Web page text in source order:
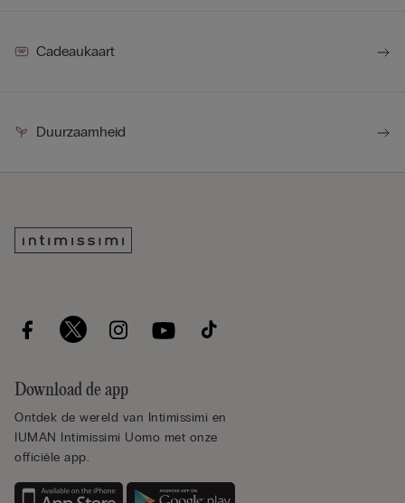
Cadeaukaart
Duurzaamheid
Download de app
Ontdek de wereld van Intimissimi en
IUMAN Intimissimi Uomo met onze
officiële app.